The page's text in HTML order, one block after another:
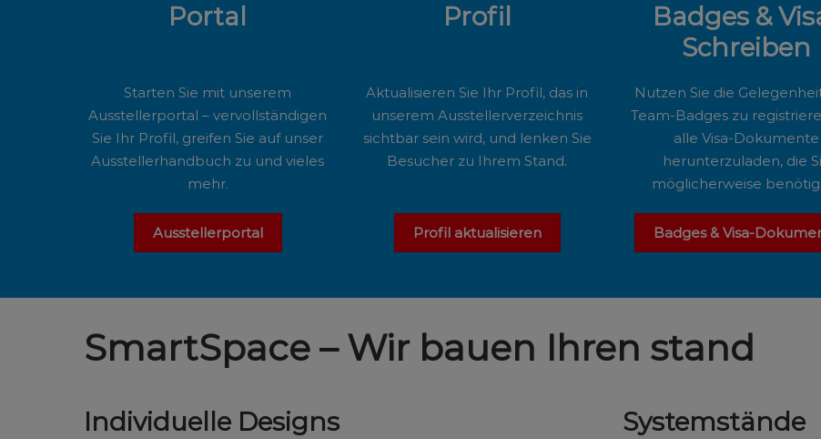
Portal
Starten Sie mit unserem
Ausstellerportal – vervollständigen
Sie Ihr Profil, greifen Sie auf unser
Ausstellerhandbuch zu und vieles
mehr.
Ausstellerportal
Profil
Aktualisieren Sie Ihr Profil, das in
unserem Ausstellerverzeichnis
sichtbar sein wird, und lenken Sie
Besucher zu Ihrem Stand.
Profil aktualisieren
Badges &
Schreiben
Nutzen Sie die
Team-Badges zu
alle Visa-Dokumente
herunterzuladen, die
möglicherweise
Badges & Visa-
SmartSpace – Wir bauen Ihren stand
Individuelle Designs Systemstände